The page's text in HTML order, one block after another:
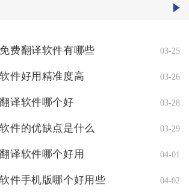
费翻译软件有哪些 03-25
件好用精准度高 03-26
译软件哪个好 03-28
件的优缺点是什么 03-29
译软件哪个好用 04-01
件手机版哪个好用些 04-02